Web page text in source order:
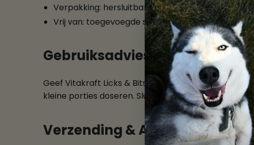
Verpakking: hersluitbare knijpverpakking
Vrij van: toegevoegde suikers, granen,
Gebruiksadvies
Geef Vitakraft Licks & Bits Garnaal Tomaat als
kleine porties doseren. Sluit de verpakking na
Verzending & Afhalen